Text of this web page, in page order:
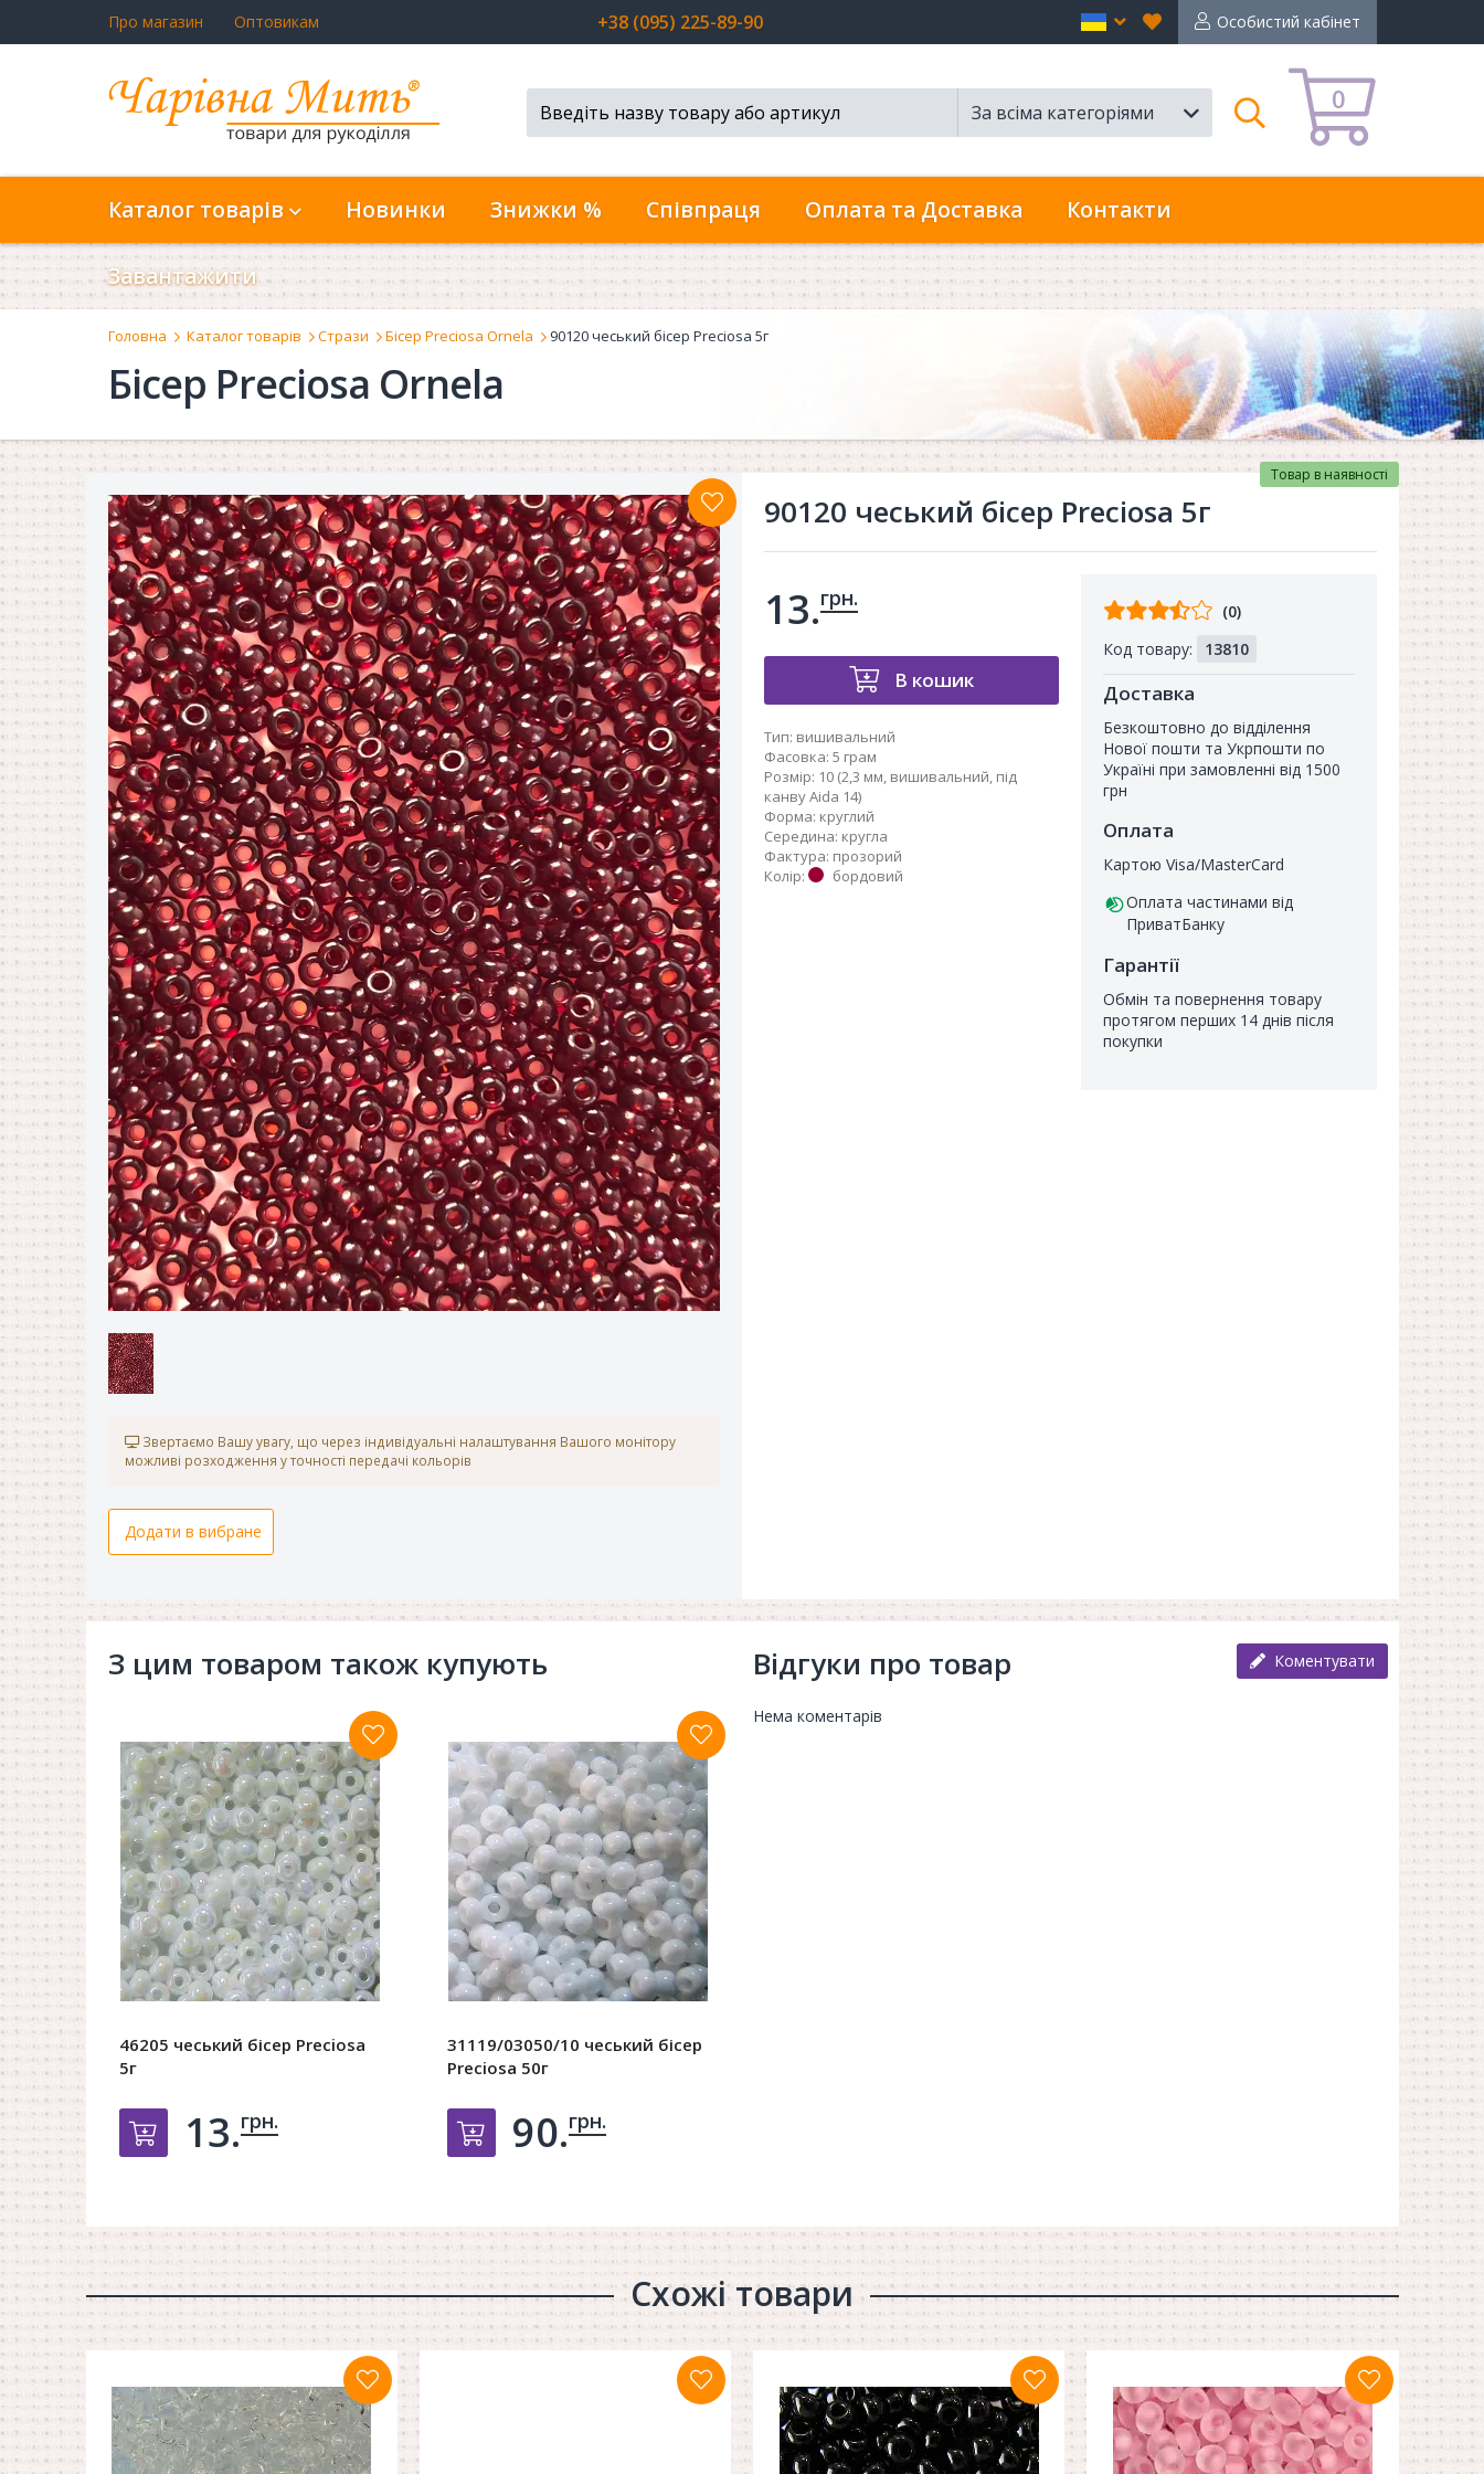
Про магазин Оптовикам +38 (095) 225-89-90 Особистий кабінет
Вибране
en
0
За всіма категоріями
Пошук
Каталог товарів Новинки Знижки % Співпраця Оплата та Доставка Контакти
Завантажити
Головна Каталог товарів Стрази Бісер Preciosa Ornela 90120 чеський бісер Preciosa 5г
Бісер Preciosa Ornela
Звертаємо Вашу увагу, що через індивідуальні налаштування Вашого монітору
можливі розходження у точності передачі кольорів
Додати в вибране
90120 чеський бісер Preciosa 5г
Товар в наявності
13.грн.
В кошик
Тип: вишивальний
Фасовка: 5 грам
Розмір: 10 (2,3 мм, вишивальний, під
канву Aida 14)
Форма: круглий
Середина: кругла
Фактура: прозорий
Колір: бордовий
Відгуків
покупців
(0)
Код товару:
13810
Доставка
Безкоштовно до відділення
Нової пошти та Укрпошти по
Україні при замовленні від 1500
грн
Оплата
Картою Visa/MasterCard
Оплата частинами від
ПриватБанку
Гарантії
Обмін та повернення товару
протягом перших 14 днів після
покупки
З цим товаром також купують
46205 чеський бісер Preciosa
5г
Добавить в корзину
13.грн.
31119/03050/10 чеський бісер
Preciosa 50г
Добавить в корзину
90.грн.
Відгуки про товар Коментувати
Нема коментарів
Схожі товари